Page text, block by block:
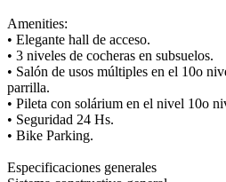
Amenities:
• Elegante hall de acceso.
• 3 niveles de cocheras en subsuelos.
• Salón de usos múltiples en el 10o
parrilla.
• Pileta con solárium en el nivel 10o
• Seguridad 24 Hs.
• Bike Parking.
Especificaciones generales